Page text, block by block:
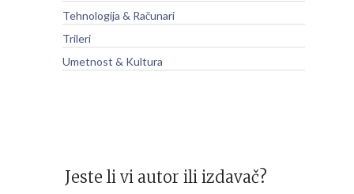
Tehnologija & Računari
Trileri
Umetnost & Kultura
Jeste li vi autor ili izdavač?